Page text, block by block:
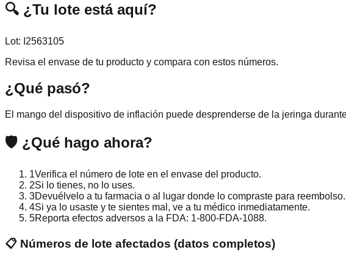
🔍 ¿Tu lote está aquí?
Lot: I2563105
Revisa el envase de tu producto y compara con estos números.
¿Qué pasó?
El mango del dispositivo de inflación puede desprenderse de la jeringa
🛡️ ¿Qué hago ahora?
1Verifica el número de lote en el envase del producto.
2Si lo tienes, no lo uses.
3Devuélvelo a tu farmacia o al lugar donde lo compraste para reembolso.
4Si ya lo usaste y te sientes mal, ve a tu médico inmediatamente.
5Reporta efectos adversos a la FDA: 1-800-FDA-1088.
📋 Números de lote afectados (datos completos)